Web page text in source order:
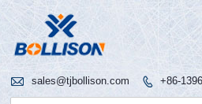
 sales@tjbollison.com  +86-